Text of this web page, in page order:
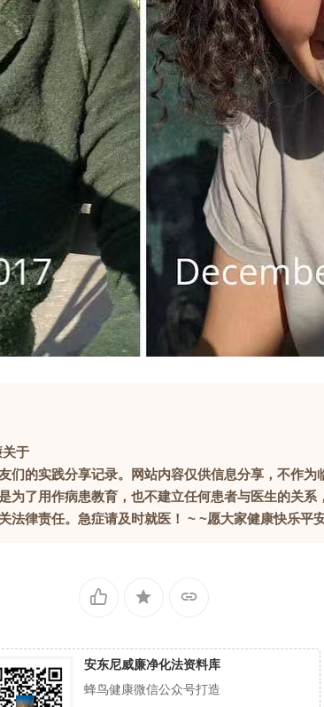
关于
们的实践分享记录。网站内容仅供信息分享，不作为
为了用作病患教育，也不建立任何患者与医生的关系
法律责任。急症请及时就医！ ~ ~愿大家健康快乐平
安东尼威廉净化法资料库
蜂鸟健康微信公众号打造